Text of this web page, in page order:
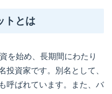
トとは
を始め、長期間にわたり
投資家です。別名として、
呼ばれています。また、バ